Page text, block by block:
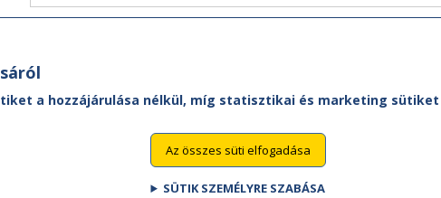
a hozzájárulása nélkül, míg statisztikai és marketing
Az összes süti elfogadása
SÜTIK SZEMÉLYRE SZABÁSA